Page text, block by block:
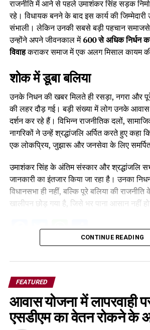
राजनीति में आने से पहले उमाशंकर सिंह सड़क
रहे। विधायक बनने के बाद इस कार्य की जिम्मेदारी
संभाली। लेकिन उनकी सबसे बड़ी पहचान
उन्होंने अपने जीवनकाल में600 से अधिक निर्धन
विवाहकराकर समाज में एक अलग मिसाल कायम
शोक में डूबा बलिया
उनके निधन की खबर मिलते ही रसड़ा, नगरा और
की लहर दौड़ गई। बड़ी संख्या में लोग उनके
दर्शन कर रहे हैं। विभिन्न राजनीतिक दलों,
नागरिकों ने उन्हें श्रद्धांजलि अर्पित करते हुए कहा
एक लोकप्रिय, जुझारू और जनसेवा के लिए समर्पित
उमाशंकर सिंह के अंतिम संस्कार और श्रद्धांजलि
जानकारी का इंतजार किया जा रहा है। उनका
विधानसभा ही नहीं, बल्कि पूरे बलिया की
खालीपन छोड़ गया है, जिसे भर पाना आसान नहीं
Facebook
Twitter
WhatsApp
Share
CONTINUE READING
FEATURED
आवास योजना में लापरवाही
एसडीएम का वेतन रोकने के